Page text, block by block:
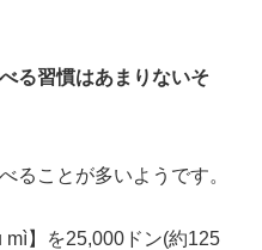
る習慣はあまりないそ
ることが多いようです。
mì】を25,000ドン(約125